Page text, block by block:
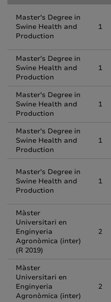
Master's Degree in
Swine Health and
Production
1
Master's Degree in
Swine Health and
Production
1
Master's Degree in
Swine Health and
Production
1
Master's Degree in
Swine Health and
Production
1
Master's Degree in
Swine Health and
Production
1
Màster
Universitari en
Enginyeria
Agronòmica (inter)
(R 2019)
2
Màster
Universitari en
Enginyeria
Agronòmica (inter)
2